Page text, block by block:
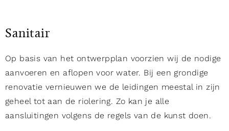
Sanitair
Op basis van het ontwerpplan voorzien wij de nodige
aanvoeren en aflopen voor water. Bij een grondige
renovatie vernieuwen we de leidingen meestal in zijn
geheel tot aan de riolering. Zo kan je alle
aansluitingen volgens de regels van de kunst doen.